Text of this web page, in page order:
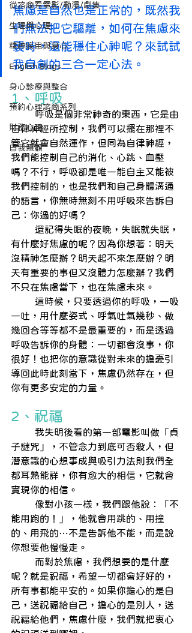
從諮商看電影/動漫/劇集
生理與心理
精神疾患與身心
English Blogs
身心診療與整合
預約心理諮商系列
財務心理
自我照顧
焦慮是自然也是正常的，既然我
們無法把它驅離，如何在焦慮來
襲時，還能穩住心神呢？來試試
我自創的三合一定心法。
1、呼吸
        呼吸是個非常神奇的東西，它是由
自律神經所控制，我們可以擺在那裡不
管它就會自然運作，但同為自律神經，
我們能控制自己的消化、心跳、血壓
嗎？不行，呼吸卻是唯一能自主又能被
我們控制的，也是我們和自己身體溝通
的語言，你無時無刻不用呼吸來告訴自
己：你過的好嗎？
有什麼好焦慮的呢？因為你想著：明天
沒精神怎麼辦？明天起不來怎麼辦？明
天有重要的事但又沒體力怎麼辦？我們
不只在焦慮當下，也在焦慮未來。
一吐，用什麼姿式、呼氣吐氣幾秒、做
幾回合等等都不是最重要的，而是透過
呼吸告訴你的身體：一切都會沒事，你
很好！也把你的意識從對未來的擔憂引
導回此時此刻當下，焦慮仍然存在，但
你有更多安定的力量。
2、祝福
子謎咒」，不管念力到底可否殺人，但
潛意識的心想事成與吸引力法則我們全
都耳熟能詳，你有愈大的相信，它就會
實現你的相信。
能用跑的！」，他就會用跳的、用撞
的、用飛的…不是告訴他不能，而是說
你想要他慢慢走。
呢？就是祝福，希望一切都會好好的，
所有事都能平安的。如果你擔心的是自
己，送祝福給自己，擔心的是別人，送
祝福給他們，焦慮什麼，我們就把衷心